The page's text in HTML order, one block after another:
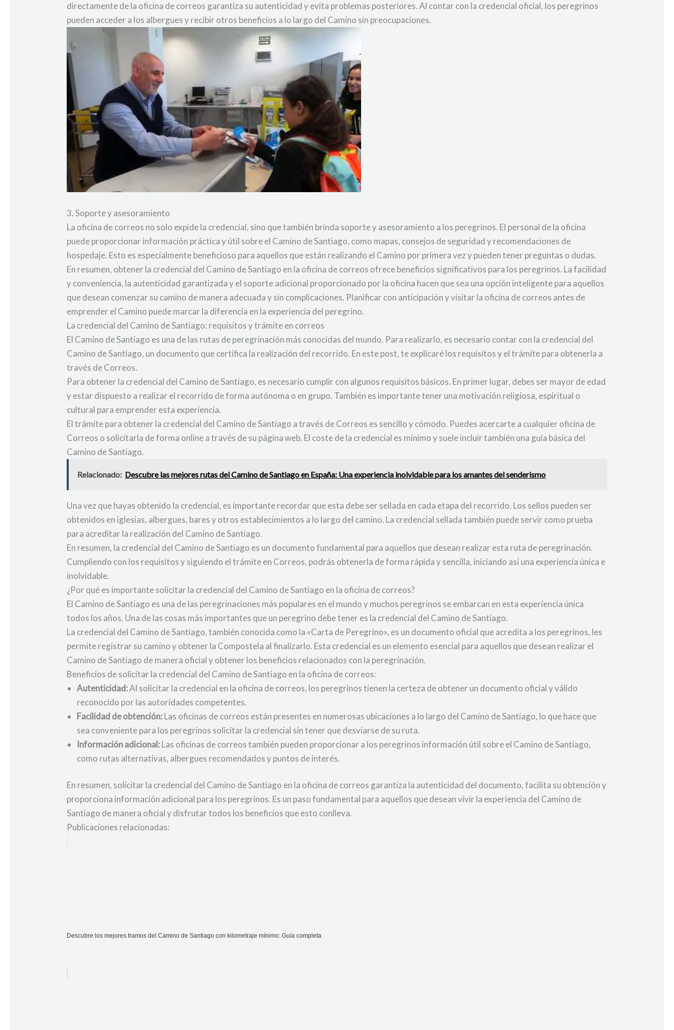
directamente de la oficina de correos garantiza su autenticidad y evita problemas posteriores. Al contar con la credencial oficial, los peregrinos
pueden acceder a los albergues y recibir otros beneficios a lo largo del Camino sin preocupaciones.
3. Soporte y asesoramiento
La oficina de correos no solo expide la credencial, sino que también brinda soporte y asesoramiento a los peregrinos. El personal de la oficina
puede proporcionar información práctica y útil sobre el Camino de Santiago, como mapas, consejos de seguridad y recomendaciones de
hospedaje. Esto es especialmente beneficioso para aquellos que están realizando el Camino por primera vez y pueden tener preguntas o dudas.
En resumen, obtener la credencial del Camino de Santiago en la oficina de correos ofrece beneficios significativos para los peregrinos. La facilidad
y conveniencia, la autenticidad garantizada y el soporte adicional proporcionado por la oficina hacen que sea una opción inteligente para aquellos
que desean comenzar su camino de manera adecuada y sin complicaciones. Planificar con anticipación y visitar la oficina de correos antes de
emprender el Camino puede marcar la diferencia en la experiencia del peregrino.
La credencial del Camino de Santiago: requisitos y trámite en correos
El Camino de Santiago es una de las rutas de peregrinación más conocidas del mundo. Para realizarlo, es necesario contar con la credencial del
Camino de Santiago, un documento que certifica la realización del recorrido. En este post, te explicaré los requisitos y el trámite para obtenerla a
través de Correos.
Para obtener la credencial del Camino de Santiago, es necesario cumplir con algunos requisitos básicos. En primer lugar, debes ser mayor de edad
y estar dispuesto a realizar el recorrido de forma autónoma o en grupo. También es importante tener una motivación religiosa, espiritual o
cultural para emprender esta experiencia.
El trámite para obtener la credencial del Camino de Santiago a través de Correos es sencillo y cómodo. Puedes acercarte a cualquier oficina de
Correos o solicitarla de forma online a través de su página web. El coste de la credencial es mínimo y suele incluir también una guía básica del
Camino de Santiago.
Relacionado: Descubre las mejores rutas del Camino de Santiago en España: Una experiencia inolvidable para los amantes del senderismo
Una vez que hayas obtenido la credencial, es importante recordar que esta debe ser sellada en cada etapa del recorrido. Los sellos pueden ser
obtenidos en iglesias, albergues, bares y otros establecimientos a lo largo del camino. La credencial sellada también puede servir como prueba
para acreditar la realización del Camino de Santiago.
En resumen, la credencial del Camino de Santiago es un documento fundamental para aquellos que desean realizar esta ruta de peregrinación.
Cumpliendo con los requisitos y siguiendo el trámite en Correos, podrás obtenerla de forma rápida y sencilla, iniciando así una experiencia única e
inolvidable.
¿Por qué es importante solicitar la credencial del Camino de Santiago en la oficina de correos?
El Camino de Santiago es una de las peregrinaciones más populares en el mundo y muchos peregrinos se embarcan en esta experiencia única
todos los años. Una de las cosas más importantes que un peregrino debe tener es la credencial del Camino de Santiago.
La credencial del Camino de Santiago, también conocida como la «Carta de Peregrino», es un documento oficial que acredita a los peregrinos, les
permite registrar su camino y obtener la Compostela al finalizarlo. Esta credencial es un elemento esencial para aquellos que desean realizar el
Camino de Santiago de manera oficial y obtener los beneficios relacionados con la peregrinación.
Beneficios de solicitar la credencial del Camino de Santiago en la oficina de correos:
Autenticidad:Al solicitar la credencial en la oficina de correos, los peregrinos tienen la certeza de obtener un documento oficial y válido
reconocido por las autoridades competentes.
Facilidad de obtención:Las oficinas de correos están presentes en numerosas ubicaciones a lo largo del Camino de Santiago, lo que hace que
sea conveniente para los peregrinos solicitar la credencial sin tener que desviarse de su ruta.
Información adicional:Las oficinas de correos también pueden proporcionar a los peregrinos información útil sobre el Camino de Santiago,
como rutas alternativas, albergues recomendados y puntos de interés.
En resumen, solicitar la credencial del Camino de Santiago en la oficina de correos garantiza la autenticidad del documento, facilita su obtención y
proporciona información adicional para los peregrinos. Es un paso fundamental para aquellos que desean vivir la experiencia del Camino de
Santiago de manera oficial y disfrutar todos los beneficios que esto conlleva.
Publicaciones relacionadas:
Descubre los mejores tramos del Camino de Santiago con kilometraje mínimo: Guía completa